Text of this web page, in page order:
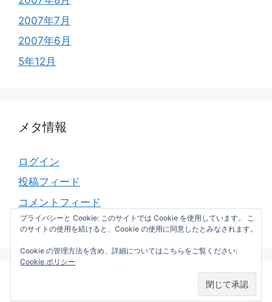
2007年7月
2007年6月
5年12月
メタ情報
ログイン
投稿フィード
コメントフィード
WordPress.org
• Built with
プライバシーと Cookie: このサイトでは Cookie を使用しています。 こ
のサイトの使用を続けると、Cookie の使用に同意したとみなされます。
Cookie の管理方法を含め、詳細についてはこちらをご覧ください:
Cookie ポリシー